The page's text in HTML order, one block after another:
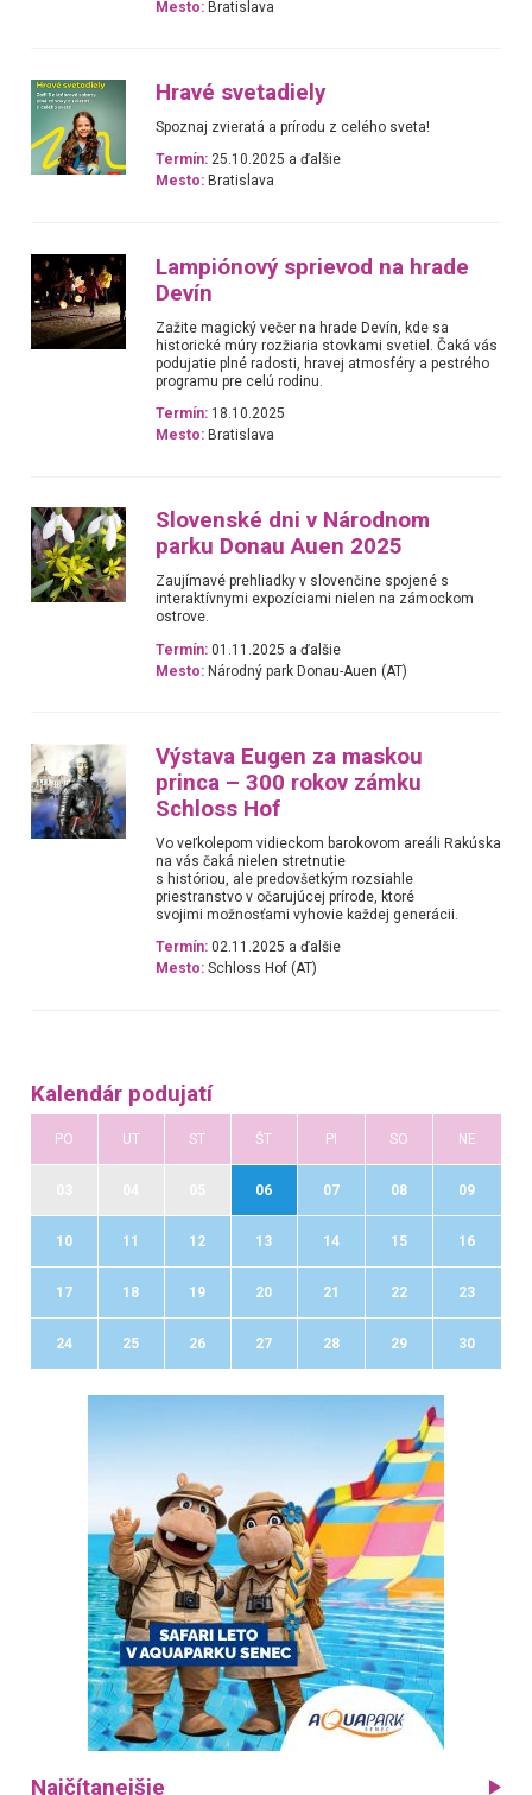
Mesto: Bratislava
Hravé svetadiely
Spoznaj zvieratá a prírodu z celého sveta!
Termín: 25.10.2025 a ďalšie
Mesto: Bratislava
Lampiónový sprievod na hrade
Devín
Zažite magický večer na hrade Devín, kde sa
historické múry rozžiaria stovkami svetiel. Čaká vás
podujatie plné radosti, hravej atmosféry a pestrého
programu pre celú rodinu.
Termín: 18.10.2025
Mesto: Bratislava
Slovenské dni v Národnom
parku Donau Auen 2025
Zaujímavé prehliadky v slovenčine spojené s
interaktívnymi expozíciami nielen na zámockom
ostrove.
Termín: 01.11.2025 a ďalšie
Mesto: Národný park Donau-Auen (AT)
Výstava Eugen za maskou
princa – 300 rokov zámku
Schloss Hof
Vo veľkolepom vidieckom barokovom areáli Rakúska
na vás čaká nielen stretnutie
s históriou, ale predovšetkým rozsiahle
priestranstvo v očarujúcej prírode, ktoré
svojimi možnosťami vyhovie každej generácii.
Termín: 02.11.2025 a ďalšie
Mesto: Schloss Hof (AT)
Kalendár podujatí
PO UT ST ŠT PI SO NE
06 07 08 09
10 11 12 13 14 15 16
17 18 19 20 21 22 23
24 25 26 27 28 29 30
Najčítanejšie